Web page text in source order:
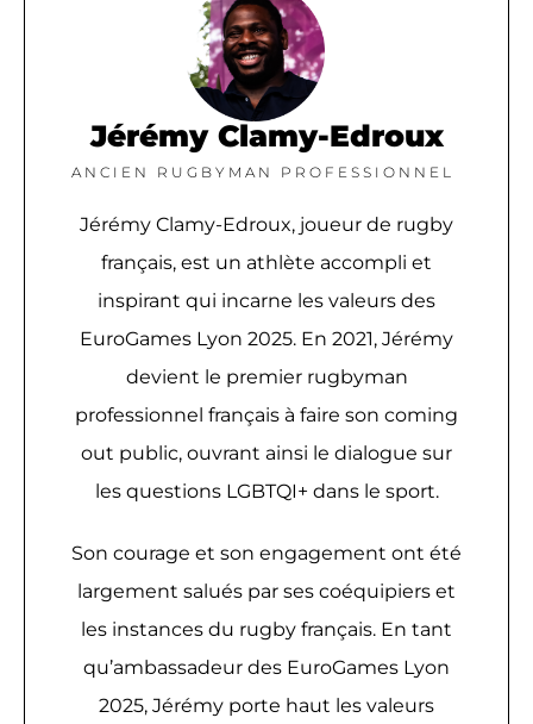
Jérémy Clamy-Edroux
ANCIEN RUGBYMAN PROFESSIONNEL
Jérémy Clamy-Edroux, joueur de rugby
français, est un athlète accompli et
inspirant qui incarne les valeurs des
EuroGames Lyon 2025. En 2021, Jérémy
devient le premier rugbyman
professionnel français à faire son coming
out public, ouvrant ainsi le dialogue sur
les questions LGBTQI+ dans le sport.
Son courage et son engagement ont été
largement salués par ses coéquipiers et
les instances du rugby français. En tant
qu’ambassadeur des EuroGames Lyon
2025, Jérémy porte haut les valeurs